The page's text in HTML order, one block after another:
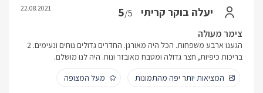
יעלה בוקר קריתי 5/5
22.08.2021
צימר מעולה
הגענו ארבע משפחות. הכל היה מאורגן. החדרים גדולים נוחים ונעימים. 2
בריכות כיפיות, חצר גדולה ומטבח מאובזר ונוח. היה לנו מושלם.
המציאות יותר יפה מהתמונות
מעל המצופה